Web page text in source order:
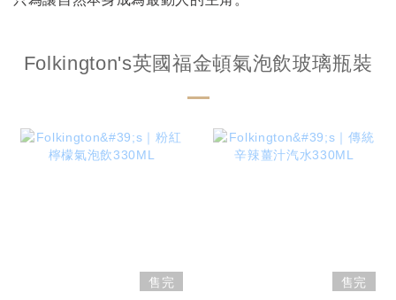
Folkington's英國福金頓氣泡飲玻璃瓶裝
售完
售完